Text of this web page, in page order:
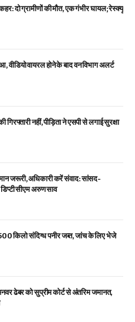
दो ग्रामीणों की मौत, एक गंभीर घायल; रेस्क्यू
वायरल होने के बाद वन विभाग अलर्ट
गिरफ्तारी नहीं, पीड़िता ने एसपी से लगाई सुरक्षा
जरूरी, अधिकारी करें संवाद: सांसद-
सीएम अरुण साव
किलो संदिग्ध पनीर जब्त, जांच के लिए भेजे
ढेबर को सुप्रीम कोर्ट से अंतरिम जमानत,